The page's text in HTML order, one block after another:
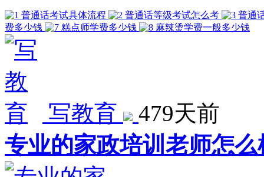
普通话考试具体流程 普通话等级考试怎么考
普通
费多少钱
糕点师学费多少钱 麻辣烫学费一般多少钱
写教育
479天前
专业的家政培训老师怎么